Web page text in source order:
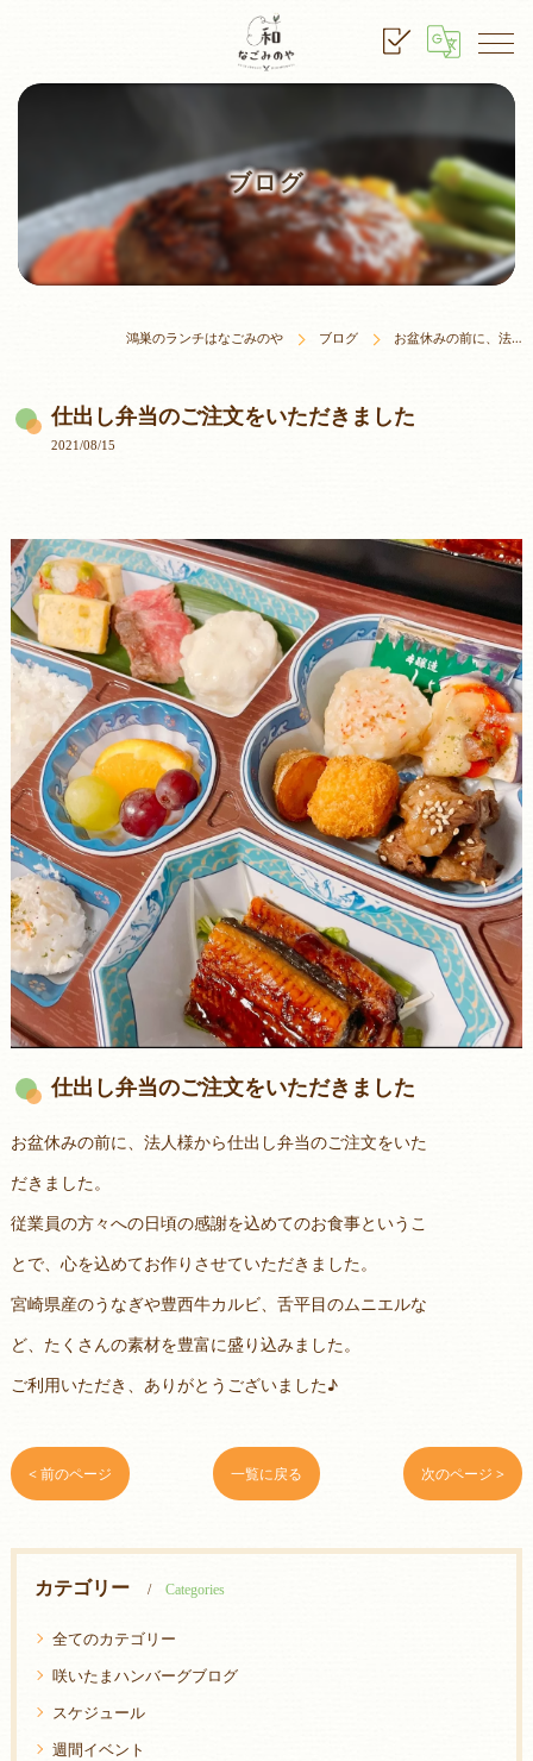
ブログ
鴻巣のランチはなごみのや ブログ お盆休みの前に、法…
仕出し弁当のご注文をいただきました
2021/08/15
仕出し弁当のご注文をいただきました
お盆休みの前に、法人様から仕出し弁当のご注文をいた
だきました。
従業員の方々への日頃の感謝を込めてのお食事というこ
とで、心を込めてお作りさせていただきました。
宮崎県産のうなぎや豊西牛カルビ、舌平目のムニエルな
ど、たくさんの素材を豊富に盛り込みました。
ご利用いただき、ありがとうございました♪
< 前のページ 一覧に戻る 次のページ >
カテゴリー Categories
全てのカテゴリー
咲いたまハンバーグブログ
スケジュール
週間イベント